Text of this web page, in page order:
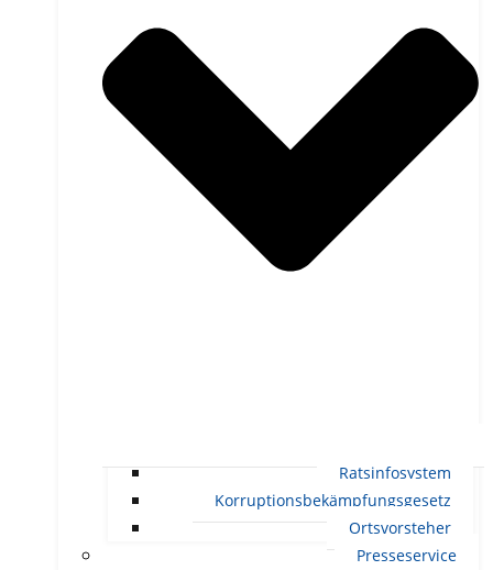
Ratsinfosystem
Korruptionsbekämpfungsgesetz
Ortsvorsteher
Presseservice